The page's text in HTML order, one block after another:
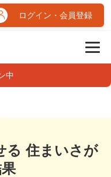
ログイン・会員登録
中
る 住まいさが